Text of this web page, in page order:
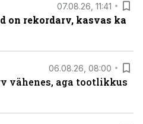
07.08.26, 11:41
on rekordarv, kasvas ka
06.08.26, 08:00
vähenes, aga tootlikkus